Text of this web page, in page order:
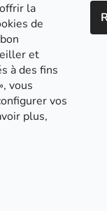
la
de
et
à des fins
vous
vos
plus,